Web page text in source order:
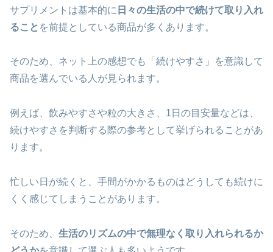
サプリメントは基本的に 日々の生活の中で続けて取り入れ
ること を前提としている商品が多くあります。
そのため、ネット上の感想でも「続けやすさ」を意識して
商品を選んでいる人が見られます。
例えば、飲みやすさや粒の大きさ、1日の目安量などは、
続けやすさを判断する際の参考として挙げられることがあ
ります。
忙しい日が続くと、手間がかかるものはどうしても続けに
くく感じてしまうことがあります。
そのため、 生活のリズムの中で無理なく取り入れられるか